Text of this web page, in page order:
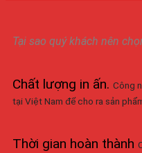
Tại sao quý khách nên
Chất lượng in ấn. Công
tại Việt Nam để cho ra sản
Thời gian hoàn thành